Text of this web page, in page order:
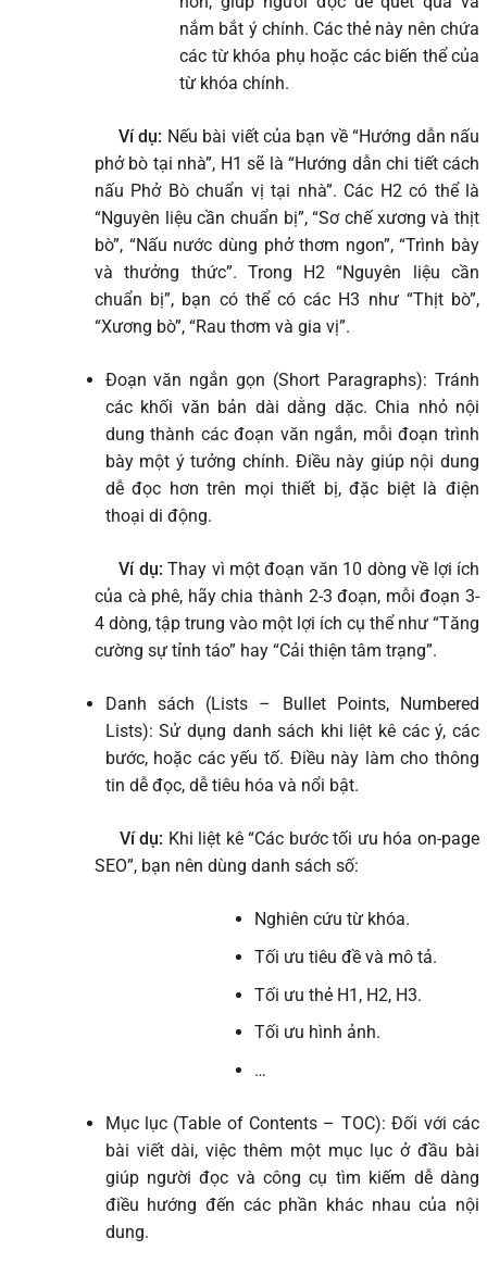
nắm bắt ý chính. Các thẻ này nên chứa
các từ khóa phụ hoặc các biến thể của
từ khóa chính.
Ví dụ: Nếu bài viết của bạn về “Hướng dẫn nấu
phở bò tại nhà”, H1 sẽ là “Hướng dẫn chi tiết cách
nấu Phở Bò chuẩn vị tại nhà”. Các H2 có thể là
“Nguyên liệu cần chuẩn bị”, “Sơ chế xương và thịt
bò”, “Nấu nước dùng phở thơm ngon”, “Trình bày
và thưởng thức”. Trong H2 “Nguyên liệu cần
chuẩn bị”, bạn có thể có các H3 như “Thịt bò”,
“Xương bò”, “Rau thơm và gia vị”.
Đoạn văn ngắn gọn (Short Paragraphs): Tránh
các khối văn bản dài dằng dặc. Chia nhỏ nội
dung thành các đoạn văn ngắn, mỗi đoạn trình
bày một ý tưởng chính. Điều này giúp nội dung
dễ đọc hơn trên mọi thiết bị, đặc biệt là điện
thoại di động.
Ví dụ: Thay vì một đoạn văn 10 dòng về lợi ích
của cà phê, hãy chia thành 2-3 đoạn, mỗi đoạn 3-
4 dòng, tập trung vào một lợi ích cụ thể như “Tăng
cường sự tỉnh táo” hay “Cải thiện tâm trạng”.
Danh sách (Lists – Bullet Points, Numbered
Lists): Sử dụng danh sách khi liệt kê các ý, các
bước, hoặc các yếu tố. Điều này làm cho thông
tin dễ đọc, dễ tiêu hóa và nổi bật.
Ví dụ: Khi liệt kê “Các bước tối ưu hóa on-page
SEO”, bạn nên dùng danh sách số:
Nghiên cứu từ khóa.
Tối ưu tiêu đề và mô tả.
Tối ưu thẻ H1, H2, H3.
Tối ưu hình ảnh.
…
Mục lục (Table of Contents – TOC): Đối với các
bài viết dài, việc thêm một mục lục ở đầu bài
giúp người đọc và công cụ tìm kiếm dễ dàng
điều hướng đến các phần khác nhau của nội
dung.